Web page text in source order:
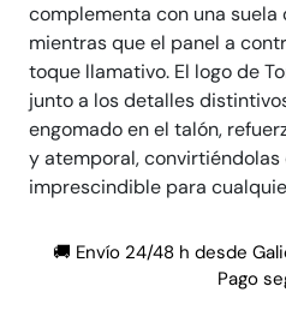
complementa con una suela
mientras que el panel a
toque llamativo. El logo de
junto a los detalles
engomado en el talón,
y atemporal, convirtiéndolas
imprescindible para
🚚 Envío 24/48 h desde
Pago